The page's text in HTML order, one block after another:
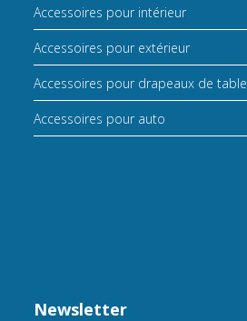
Accessoires pour intérieur
Accessoires pour extérieur
Accessoires pour drapeaux de table
Accessoires pour auto
Newsletter